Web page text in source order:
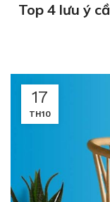
Top 4 lưu ý
17
TH10